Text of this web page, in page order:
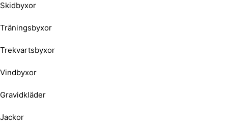
Skidbyxor
Träningsbyxor
Trekvartsbyxor
Vindbyxor
Gravidkläder
Jackor